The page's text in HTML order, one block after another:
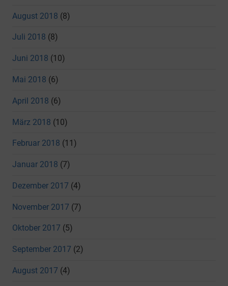
August 2018 (8)
Juli 2018 (8)
Juni 2018 (10)
Mai 2018 (6)
April 2018 (6)
März 2018 (10)
Februar 2018 (11)
Januar 2018 (7)
Dezember 2017 (4)
November 2017 (7)
Oktober 2017 (5)
September 2017 (2)
August 2017 (4)